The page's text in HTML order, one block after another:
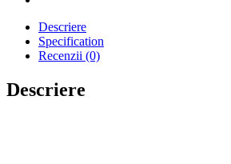
Descriere
Specification
Recenzii (0)
Descriere